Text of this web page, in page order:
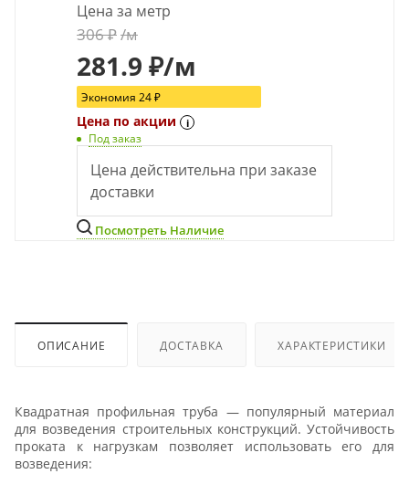
Цена за метр
306₽/м
281.9 ₽/м
Экономия 24₽
Цена по акции i
Под заказ
Цена действительна при заказе
доставки
Посмотреть Наличие
ОПИСАНИЕ ДОСТАВКА ХАРАКТЕРИСТИКИ
Квадратная профильная труба — популярный материал
для возведения строительных конструкций. Устойчивость
проката к нагрузкам позволяет использовать его для
возведения: